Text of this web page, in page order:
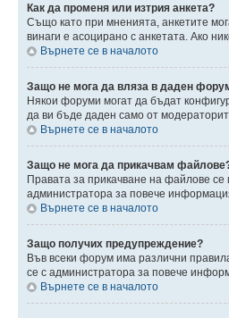
Как да променя или изтрия анкета?
Също като при мненията, анкетите
винаги е асоцирано с анкетата. Ако
Върнете се в началото
Защо не мога да вляза в даден
Някои форуми могат да бъдат
да ви бъде даден само от
Върнете се в началото
Защо не мога да прикачвам
Правата за прикачване на файлове
администратора за повече
Върнете се в началото
Защо получих предупреждение?
Във всеки форум има различни
се с администратора за повече
Върнете се в началото